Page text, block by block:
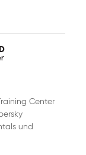
Center
und